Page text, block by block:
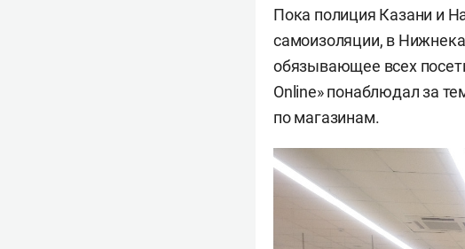
Пока полиция Казани и
самоизоляции, в
обязывающее всех
Online» понаблюдал за
по магазинам.